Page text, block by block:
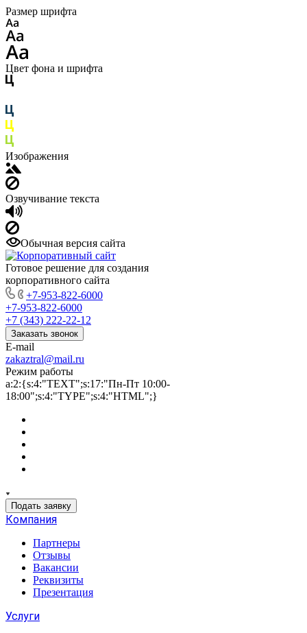
Размер шрифта
Цвет фона и шрифта
Изображения
Озвучивание текста
Обычная версия сайта
Готовое решение для создания
корпоративного сайта
+7-953-822-6000
+7-953-822-6000
+7 (343) 222-22-12
Заказать звонок
E-mail
zakaztral@mail.ru
Режим работы
a:2:{s:4:"TEXT";s:17:"Пн-Пт 10:00-
18:00";s:4:"TYPE";s:4:"HTML";}
Подать заявку
Компания
Партнеры
Отзывы
Вакансии
Реквизиты
Презентация
Услуги